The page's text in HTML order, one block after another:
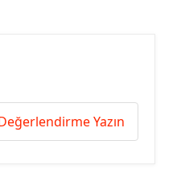
Yazın